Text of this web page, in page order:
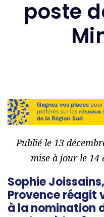
poste
Publié le 13
mise à jour le 14
Sophie
Provence réagit
à la nomination